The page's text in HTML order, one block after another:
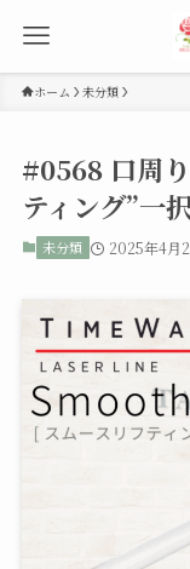
ホーム 未分類
#0568 口周
ティング”一
未分類 2025年4月